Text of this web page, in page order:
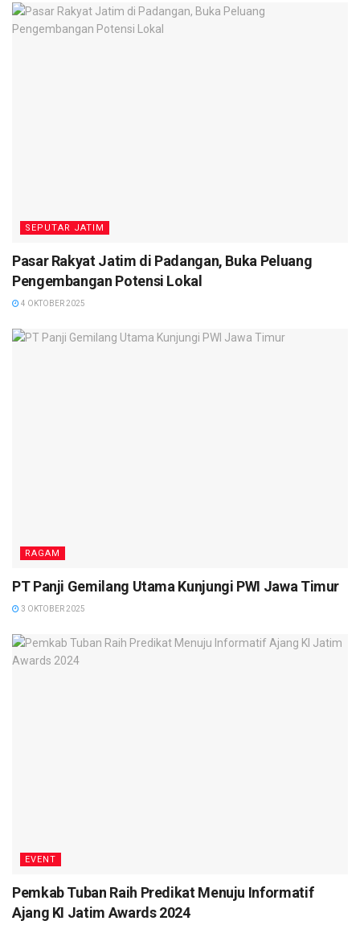
SEPUTAR JATIM
Pasar Rakyat Jatim di Padangan, Buka Peluang
Pengembangan Potensi Lokal
4 OKTOBER 2025
RAGAM
PT Panji Gemilang Utama Kunjungi PWI Jawa Timur
3 OKTOBER 2025
EVENT
Pemkab Tuban Raih Predikat Menuju Informatif
Ajang KI Jatim Awards 2024